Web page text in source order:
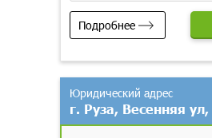
Подробнее
Юридический адрес
г. Руза, Весенняя ул,